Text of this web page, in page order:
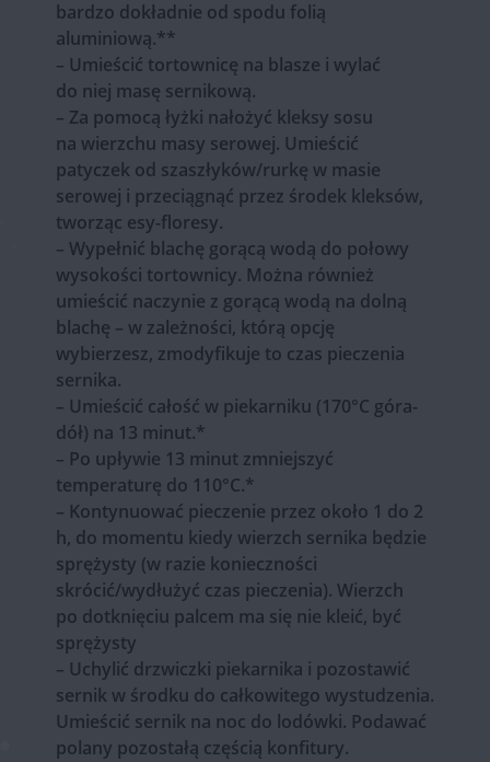
bardzo dokładnie od spodu folią
aluminiową.**
– Umieścić tortownicę na blasze i wylać
do niej masę sernikową.
– Za pomocą łyżki nałożyć kleksy sosu
na wierzchu masy serowej. Umieścić
patyczek od szaszłyków/rurkę w masie
serowej i przeciągnąć przez środek kleksów,
tworząc esy-floresy.
– Wypełnić blachę gorącą wodą do połowy
wysokości tortownicy. Można również
umieścić naczynie z gorącą wodą na dolną
blachę – w zależności, którą opcję
wybierzesz, zmodyfikuje to czas pieczenia
sernika.
– Umieścić całość w piekarniku (170°C góra-
dół) na 13 minut.*
– Po upływie 13 minut zmniejszyć
temperaturę do 110°C.*
– Kontynuować pieczenie przez około 1 do 2
h, do momentu kiedy wierzch sernika będzie
sprężysty (w razie konieczności
skrócić/wydłużyć czas pieczenia). Wierzch
po dotknięciu palcem ma się nie kleić, być
sprężysty
– Uchylić drzwiczki piekarnika i pozostawić
sernik w środku do całkowitego wystudzenia.
Umieścić sernik na noc do lodówki. Podawać
polany pozostałą częścią konfitury.